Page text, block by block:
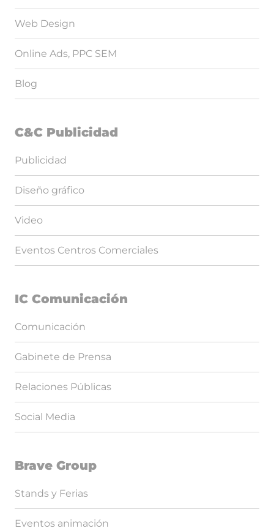
Web Design
Online Ads, PPC SEM
Blog
C&C Publicidad
Publicidad
Diseño gráfico
Video
Eventos Centros Comerciales
IC Comunicación
Comunicación
Gabinete de Prensa
Relaciones Públicas
Social Media
Brave Group
Stands y Ferias
Eventos animación